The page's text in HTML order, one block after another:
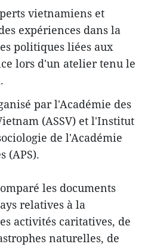
vietnamiens et
expériences dans la
politiques liées aux
lors d'un atelier tenu le
par l'Académie des
(ASSV) et l'Institut
de l'Académie
(APS).
les documents
relatives à la
activités caritatives, de
naturelles, de